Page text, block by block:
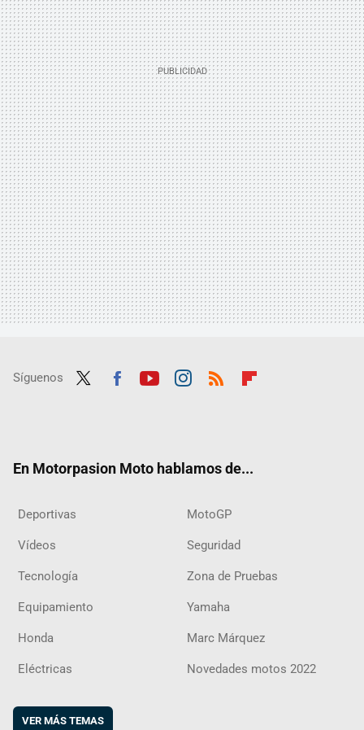
Síguenos
En Motorpasion Moto hablamos de...
Deportivas MotoGP
Vídeos Seguridad
Tecnología Zona de Pruebas
Equipamiento Yamaha
Honda Marc Márquez
Eléctricas Novedades motos 2022
VER MÁS TEMAS